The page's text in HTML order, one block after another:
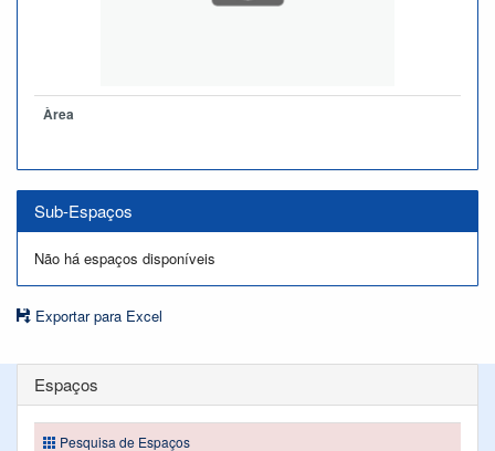
Àrea
Sub-Espaços
Não há espaços disponíveis
Exportar para Excel
Espaços
Pesquisa de Espaços